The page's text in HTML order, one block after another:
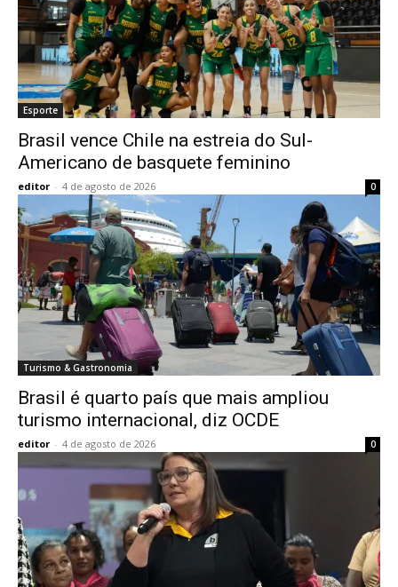
Esporte
Brasil vence Chile na estreia do Sul-
Americano de basquete feminino
editor - 4 de agosto de 2026 0
Turismo & Gastronomia
Brasil é quarto país que mais ampliou
turismo internacional, diz OCDE
editor - 4 de agosto de 2026 0